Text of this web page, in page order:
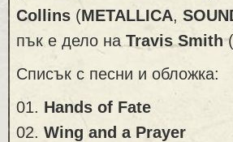
Collins (METALLICA,
пък е дело наTravis Smith(
Списък с песни и обложка:
01. Hands of Fate
02. Wing and a Prayer